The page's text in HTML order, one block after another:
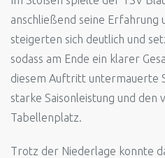
anschließend seine Erfahrung
steigerten sich deutlich und
sodass am Ende ein klarer
diesem Auftritt untermauerte
starke Saisonleistung und den
Tabellenplatz.
Trotz der Niederlage konnte